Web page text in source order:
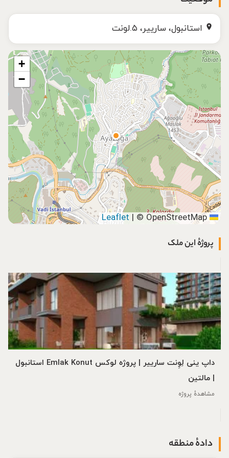
استانبول، سارییر، ۵.لونت
+
−
| © OpenStreetMap
پروژهٔ این ملک
داپ ینی لِوِنت سارییر | پروژه لوکس Emlak Konut استانبول
| مالتین
مشاهدهٔ پروژه
دادهٔ منطقه